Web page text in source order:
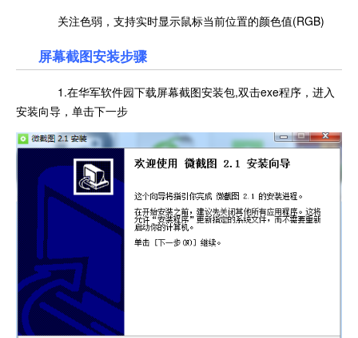
关注色弱，支持实时显示鼠标当前位置的颜色值(RGB)
屏幕截图安装步骤
1.在华军软件园下载屏幕截图安装包,双击exe程序，进入
安装向导，单击下一步